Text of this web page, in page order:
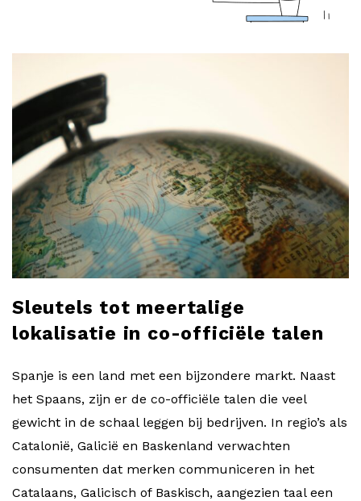
l
o
b
l
o
g
Sleutels tot meertalige
lokalisatie in co-officiële talen
Spanje is een land met een bijzondere markt. Naast
het Spaans, zijn er de co-officiële talen die veel
gewicht in de schaal leggen bij bedrijven. In regio’s als
Catalonië, Galicië en Baskenland verwachten
consumenten dat merken communiceren in het
Catalaans, Galicisch of Baskisch, aangezien taal een